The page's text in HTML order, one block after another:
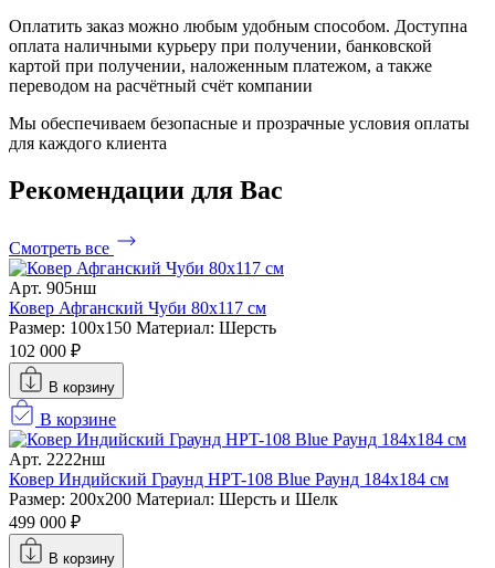
Оплатить заказ можно любым удобным способом. Доступна
оплата наличными курьеру при получении, банковской
картой при получении, наложенным платежом, а также
переводом на расчётный счёт компании
Мы обеспечиваем безопасные и прозрачные условия оплаты
для каждого клиента
Рекомендации для Вас
Смотреть все
Арт. 905нш
Ковер Афганский Чуби 80х117 см
Размер: 100x150 Материал: Шерсть
102 000 ₽
В корзину
В корзине
Арт. 2222нш
Ковер Индийский Граунд HPT-108 Blue Раунд 184x184 см
Размер: 200x200 Материал: Шерсть и Шелк
499 000 ₽
В корзину